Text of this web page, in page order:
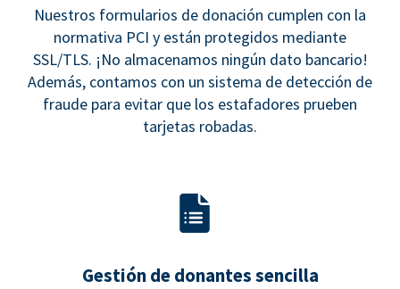
Nuestros formularios de donación cumplen con la
normativa PCI y están protegidos mediante
SSL/TLS. ¡No almacenamos ningún dato bancario!
Además, contamos con un sistema de detección de
fraude para evitar que los estafadores prueben
tarjetas robadas.
Gestión de donantes sencilla